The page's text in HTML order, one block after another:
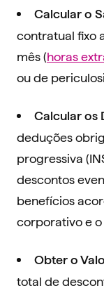
Calcular o
contratual fixo
mês (horas
ou de
Calcular os
deduções
progressiva
descontos
benefícios
corporativo e
Obter o
total de